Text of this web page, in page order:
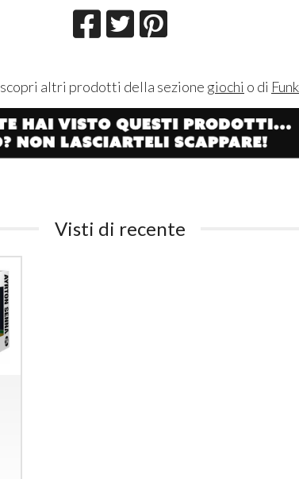
scopri altri prodotti della sezione giochi o di
Visti di recente